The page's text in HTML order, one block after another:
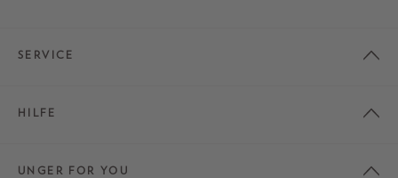
SERVICE
HILFE
UNGER FOR YOU